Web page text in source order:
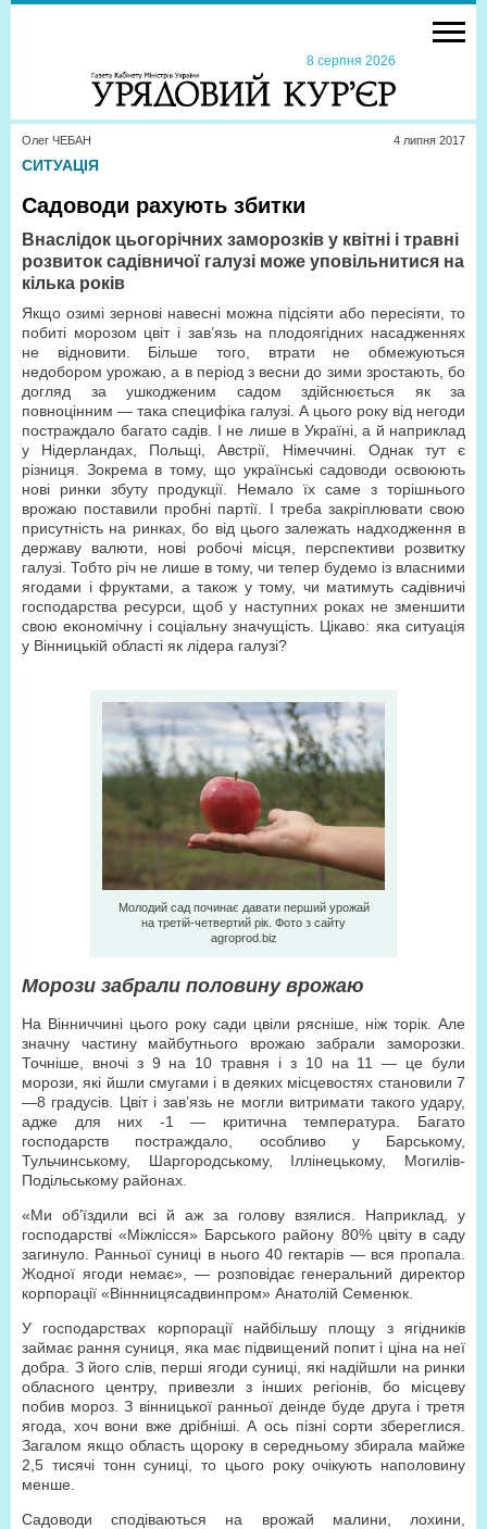
8 серпня 2026
Олег ЧЕБАН 4 липня 2017
СИТУАЦІЯ
Садоводи рахують збитки
Внаслідок цьогорічних заморозків у квітні і травні
розвиток садівничої галузі може уповільнитися на
кілька років
Якщо озимі зернові навесні можна підсіяти або пересіяти, то
побиті морозом цвіт і зав’язь на плодоягідних насадженнях
не відновити. Більше того, втрати не обмежуються
недобором урожаю, а в період з весни до зими зростають, бо
догляд за ушкодженим садом здійснюється як за
повноцінним — така специфіка галузі. А цього року від негоди
постраждало багато садів. І не лише в Україні, а й наприклад
у Нідерландах, Польщі, Австрії, Німеччині. Однак тут є
різниця. Зокрема в тому, що українські садоводи освоюють
нові ринки збуту продукції. Немало їх саме з торішнього
врожаю поставили пробні партії. І треба закріплювати свою
присутність на ринках, бо від цього залежать надходження в
державу валюти, нові робочі місця, перспективи розвитку
галузі. Тобто річ не лише в тому, чи тепер будемо із власними
ягодами і фруктами, а також у тому, чи матимуть садівничі
господарства ресурси, щоб у наступних роках не зменшити
свою економічну і соціальну значущість. Цікаво: яка ситуація
у Вінницькій області як лідера галузі?
Молодий сад починає давати перший урожай
на третій-четвертий рік. Фото з сайту
agroprod.biz
Морози забрали половину врожаю
На Вінниччині цього року сади цвіли рясніше, ніж торік. Але
значну частину майбутнього врожаю забрали заморозки.
Точніше, вночі з 9 на 10 травня і з 10 на 11 — це були
морози, які йшли смугами і в деяких місцевостях становили 7
—8 градусів. Цвіт і зав’язь не могли витримати такого удару,
адже для них -1 — критична температура. Багато
господарств постраждало, особливо у Барському,
Тульчинському, Шаргородському, Іллінецькому, Могилів-
Подільському районах.
«Ми об’їздили всі й аж за голову взялися. Наприклад, у
господарстві «Міжлісся» Барського району 80% цвіту в саду
загинуло. Ранньої суниці в нього 40 гектарів — вся пропала.
Жодної ягоди немає», — розповідає генеральний директор
корпорації «Віннницясадвинпром» Анатолій Семенюк.
У господарствах корпорації найбільшу площу з ягідників
займає рання суниця, яка має підвищений попит і ціна на неї
добра. З його слів, перші ягоди суниці, які надійшли на ринки
обласного центру, привезли з інших регіонів, бо місцеву
побив мороз. З вінницької ранньої деінде буде друга і третя
ягода, хоч вони вже дрібніші. А ось пізні сорти збереглися.
Загалом якщо область щороку в середньому збирала майже
2,5 тисячі тонн суниці, то цього року очікують наполовину
менше.
Садоводи сподіваються на врожай малини, лохини,